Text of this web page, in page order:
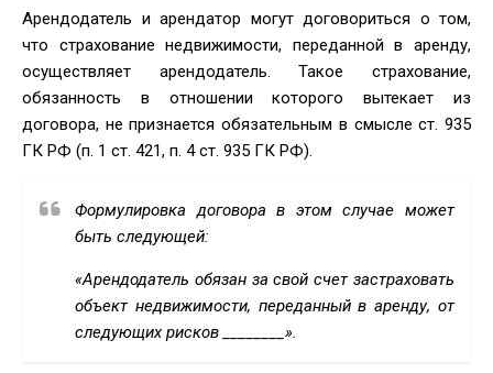
Арендодатель и арендатор могут договориться о том,
что страхование недвижимости, переданной в аренду,
осуществляет арендодатель. Такое страхование,
обязанность в отношении которого вытекает из
договора, не признается обязательным в смысле ст. 935
ГК РФ (п. 1 ст. 421, п. 4 ст. 935 ГК РФ).
Формулировка договора в этом случае может
быть следующей:
«Арендодатель обязан за свой счет застраховать
объект недвижимости, переданный в аренду, от
следующих рисков ________».